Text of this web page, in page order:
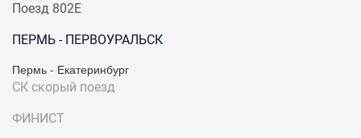
Поезд 802Е
ПЕРМЬ - ПЕРВОУРАЛЬСК
Пермь - Екатеринбург
СК скорый поезд
ФИНИСТ